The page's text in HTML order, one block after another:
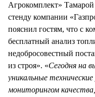
Агрокомплект»
стенду компании
пояснил гостям, что с
бесплатный анализ
недобросовестный
из строя». «Сегодня на
уникальные
мониторингом